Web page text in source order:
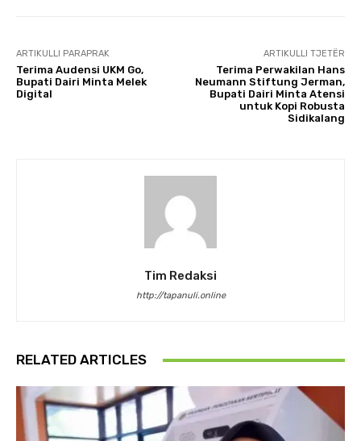
ARTIKULLI PARAPRAK
Terima Audensi UKM Go,
Bupati Dairi Minta Melek
Digital
ARTIKULLI TJETËR
Terima Perwakilan Hans
Neumann Stiftung Jerman,
Bupati Dairi Minta Atensi
untuk Kopi Robusta
Sidikalang
Tim Redaksi
http://tapanuli.online
RELATED ARTICLES